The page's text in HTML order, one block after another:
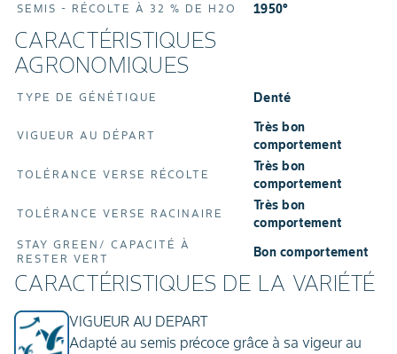
SEMIS - RÉCOLTE À 32 % DE H2O 1950°
CARACTÉRISTIQUES
AGRONOMIQUES
TYPE DE GÉNÉTIQUE Denté
VIGUEUR AU DÉPART
Très bon
comportement
TOLÉRANCE VERSE RÉCOLTE
Très bon
comportement
TOLÉRANCE VERSE RACINAIRE
Très bon
comportement
STAY GREEN/ CAPACITÉ À
RESTER VERT
Bon comportement
CARACTÉRISTIQUES DE LA VARIÉTÉ
VIGUEUR AU DEPART
Adapté au semis précoce grâce à sa vigeur au